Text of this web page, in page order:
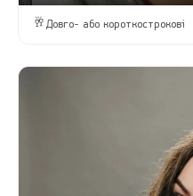
🥂 Довго- або короткострокові